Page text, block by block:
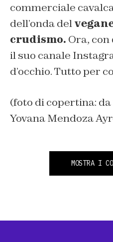
commerciale
dell’onda del
crudismo. Ora,
il suo canale
d’occhio. Tutto per
(foto di copertina:
Yovana Mendoza
MOSTRA I